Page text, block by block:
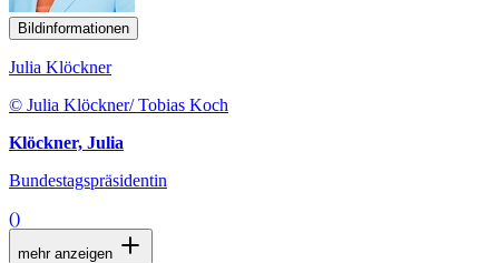
Bildinformationen
Julia Klöckner
© Julia Klöckner/ Tobias Koch
Klöckner, Julia
Bundestagspräsidentin
()
mehr anzeigen